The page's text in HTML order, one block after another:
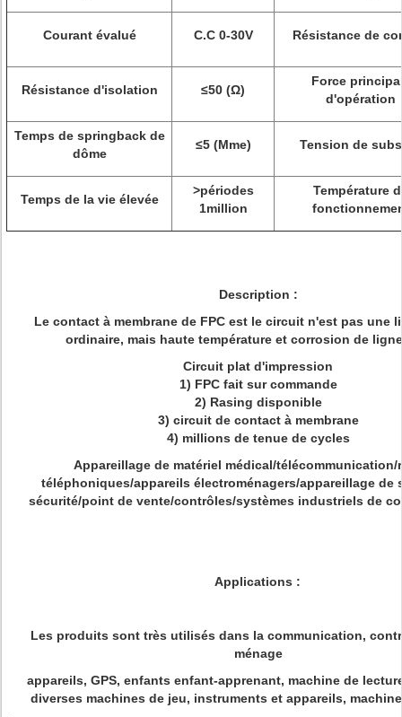
Courant évalué C.C 0-30V Résistance de
Résistance d'isolation ≤50 (Ω)
Force
d'opération
Temps de springback de
dôme
≤5 (Mme) Tension de
Temps de la vie élevée
>périodes
1million
Température
Description :
Le contact à membrane de FPC est le circuit n'est pas une
ordinaire, mais haute température et corrosion de
Circuit plat d'impression
1) FPC fait sur commande
2) Rasing disponible
3) circuit de contact à membrane
4) millions de tenue de cycles
Appareillage de matériel médical/télécommunication/
téléphoniques/appareils électroménagers/appareillage de
sécurité/point de vente/contrôles/systèmes industriels de
Applications :
Les produits sont très utilisés dans la communication,
ménage
appareils, GPS, enfants enfant-apprenant, machine de
diverses machines de jeu, instruments et appareils,